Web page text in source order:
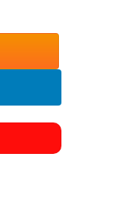
Phượng 231106 số